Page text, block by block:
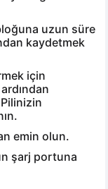
uzun süre
kaydetmek
için
emin olun.
şarj portuna